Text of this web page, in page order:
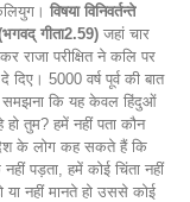
विषया विनिवर्तन्ते
गीता2.59) जहां चार
राजा परीक्षित ने कलि पर
5000 वर्ष पूर्व की बात
कि यह केवल हिंदुओं
तुम? हमें नहीं पता कौन
देश के लोग कह सकते हैं कि
पड़ता, हमें कोई चिंता नहीं
नहीं मानते हो उससे कोई